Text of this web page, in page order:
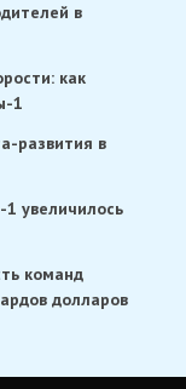
в
как
1
развития в
увеличилось
команд
долларов